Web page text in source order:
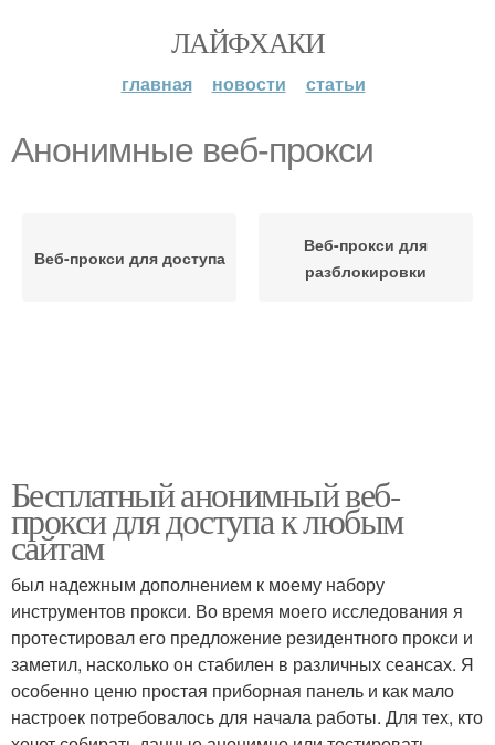
ЛАЙФХАКИ
главная новости статьи
Анонимные веб-прокси
Веб-прокси для доступа
Веб-прокси для
разблокировки
Бесплатный анонимный веб-
прокси для доступа к любым
сайтам
был надежным дополнением к моему набору
инструментов прокси. Во время моего исследования я
протестировал его предложение резидентного прокси и
заметил, насколько он стабилен в различных сеансах. Я
особенно ценю простая приборная панель и как мало
настроек потребовалось для начала работы. Для тех, кто